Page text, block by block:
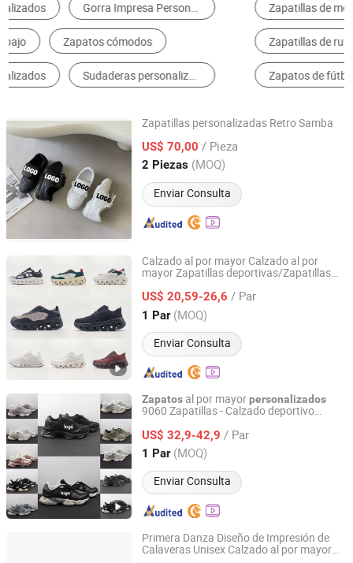
Zapatillas de moda para hombres Zapatos de trabajo y seguridad
Zapatillas de running para hombres Zapatillas de baloncesto para hombres
Zapatos de fútbol para hombres Zapatillas de moda para mujeres
Zapatillas personalizadas Retro Samba
US$ 70,00 / Pieza
2 Piezas (MOQ)
Enviar Consulta
Shenzhen Chenxi Lingdong Technology Co., Ltd.
Guangdong, China Desde 2025
Calzado al por mayor Calzado al por
mayor Zapatillas deportivas/Zapatillas
deportivas personalizadas
casuales Zapatos
para correrZapatos
US$ 20,59-26,6 / Par
1 Par (MOQ)
Enviar Consulta
Guangxi Qiuwei Trading Co., Ltd
Guangxi, China Desde 2026
Zapatos al por mayorpersonalizados
9060 Zapatillas - Calzado deportivo
clásicas para correr para hombres y
mujeres
US$ 32,9-42,9 / Par
1 Par (MOQ)
Enviar Consulta
Guangxi Qiuwei Trading Co., Ltd
Guangxi, China Desde 2026
Primera Danza Diseño de Impresión de
Calaveras Unisex Calzado al por mayor
Putian Xufa Import & Export Trade Co., Ltd.